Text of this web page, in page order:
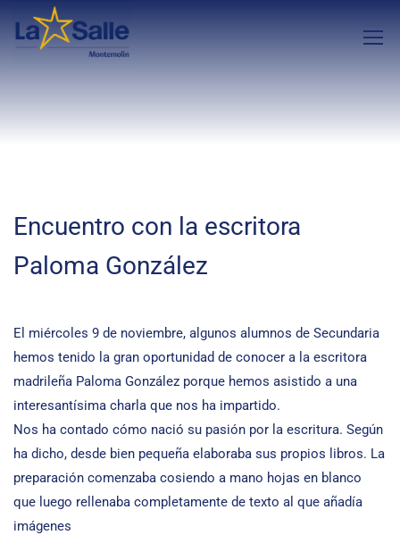
Encuentro con la escritora
Paloma González
El miércoles 9 de noviembre, algunos alumnos de Secundaria
hemos tenido la gran oportunidad de conocer a la escritora
madrileña Paloma González porque hemos asistido a una
interesantísima charla que nos ha impartido.
Nos ha contado cómo nació su pasión por la escritura. Según
ha dicho, desde bien pequeña elaboraba sus propios libros. La
preparación comenzaba cosiendo a mano hojas en blanco
que luego rellenaba completamente de texto al que añadía
imágenes